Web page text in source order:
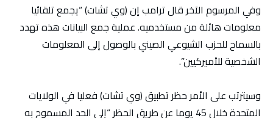
وفي المرسوم الآخر قال ترامب إن (وي تشات) “يجمع تلقائيا
معلومات هائلة من مستخدميه. عملية جمع البيانات هذه تهدد
بالسماح للحزب الشيوعي الصيني بالوصول إلى المعلومات
الشخصية للأميركيين”.
وسيترتب على الأمر حظر تطبيق (وي تشات) فعليا في الولايات
المتحدة خلال 45 يوما عن طريق الحظر “إلى الحد المسموح به